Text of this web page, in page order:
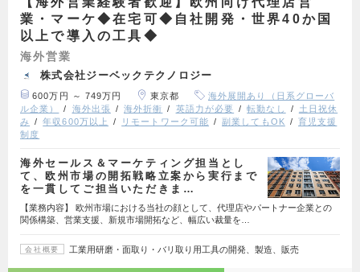
業・マーケ◆在宅可◆自社開発・世界40か国
以上で導入の工具◆
海外営業
株式会社ジーベックテクノロジー
600万円 ～ 749万円 東京都
海外展開あり（日系グローバ
ル企業）
海外出張 海外折衝 英語力が必要 転勤なし
土日祝休
み
年収600万以上 リモートワーク可能 副業してもOK
育児支援
制度
海外セールス＆マーケティング担当とし
て、欧州市場の開拓戦略立案から実行まで
を一貫してご担当いただきま…
【業務内容】 欧州市場における当社の顔として、代理店やパートナー企業との
関係構築、営業支援、新規市場開拓など、幅広い裁量を…
会社概要 工業用研磨・面取り・バリ取り用工具の開発、製造、販売